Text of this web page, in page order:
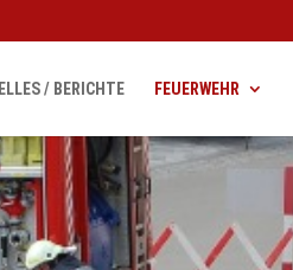
/ BERICHTE FEUERWEHR